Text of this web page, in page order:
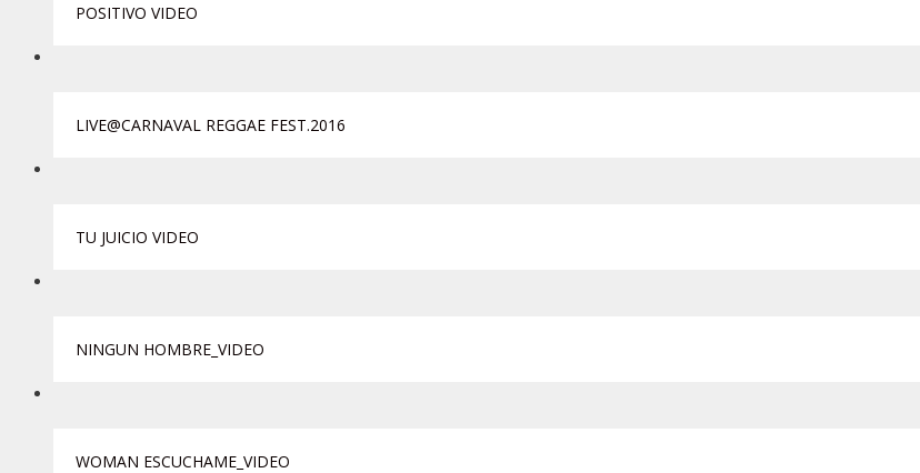
POSITIVO VIDEO
LIVE@CARNAVAL REGGAE FEST.2016
TU JUICIO VIDEO
NINGUN HOMBRE_VIDEO
WOMAN ESCUCHAME_VIDEO